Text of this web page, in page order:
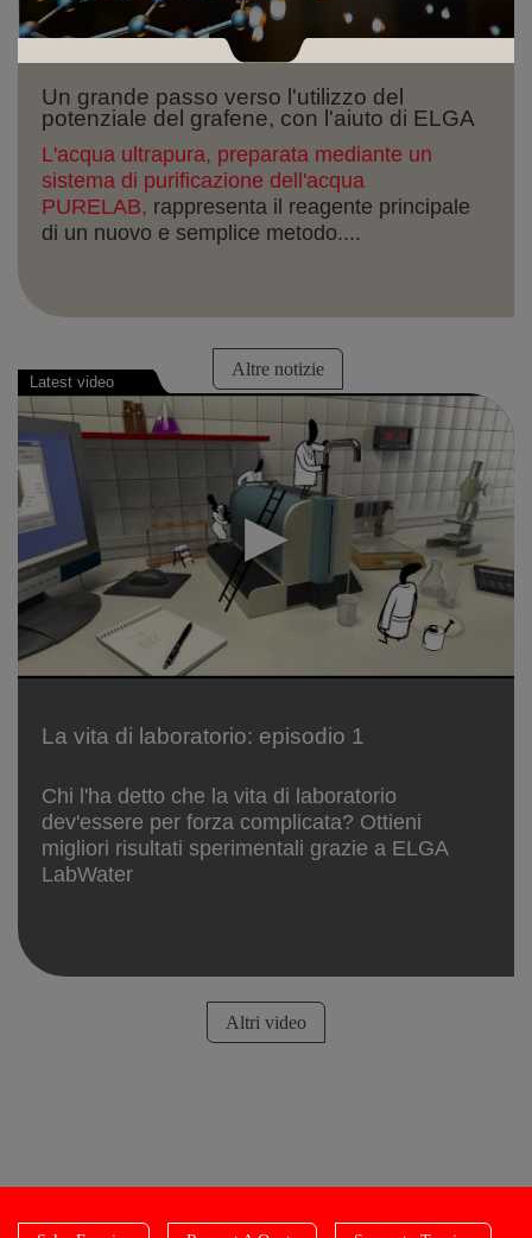
Un grande passo verso l'utilizzo del
potenziale del grafene, con l'aiuto di ELGA
L'acqua ultrapura, preparata mediante un
sistema di purificazione dell'acqua
PURELAB, rappresenta il reagente principale
di un nuovo e semplice metodo....
Altre notizie
La vita di laboratorio: episodio 1
Chi l'ha detto che la vita di laboratorio
dev'essere per forza complicata? Ottieni
migliori risultati sperimentali grazie a ELGA
LabWater
Altri video